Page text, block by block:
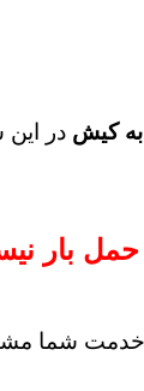
به کیش در
حمل بار
شما